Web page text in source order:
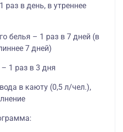
в день, в утреннее
белья – 1 раз в 7 дней (в
7 дней)
1 раз в 3 дня
в каюту (0,5 л/чел.),